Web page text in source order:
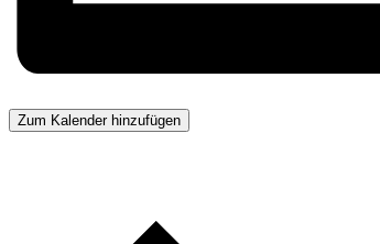
Zum Kalender hinzufügen